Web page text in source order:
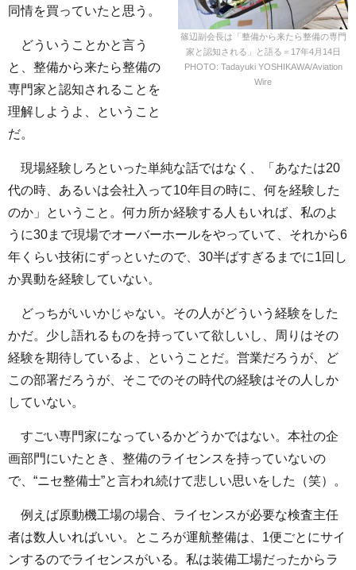
篠辺副会長は「整備から来たら整備の専門
家と認知される」と語る＝17年4月14日
PHOTO: Tadayuki YOSHIKAWA/Aviation
Wire
同情を買っていたと思う。
どういうことかと言う
と、整備から来たら整備の
専門家と認知されることを
理解しようよ、ということ
だ。
現場経験しろといった単純な話ではなく、「あなたは20
代の時、あるいは会社入って10年目の時に、何を経験した
のか」ということ。何カ所か経験する人もいれば、私のよ
うに30まで現場でオーバーホールをやっていて、それから6
年くらい技術にずっといたので、30半ばすぎるまでに1回し
か異動を経験していない。
どっちがいいかじゃない。その人がどういう経験をした
かだ。少し語れるものを持っていて欲しいし、周りはその
経験を期待しているよ、ということだ。営業だろうが、ど
この部署だろうが、そこでのその時代の経験はその人しか
していない。
すごい専門家になっているかどうかではない。本社の企
画部門にいたとき、整備のライセンスを持っていないの
で、“ニセ整備士”と言われ続けて悲しい思いをした（笑）。
例えば原動機工場の場合、ライセンスが必要な検査主任
者は数人いればいい。ところが運航整備は、1便ごとにサイ
ンするのでライセンスがいる。私は装備工場だったからラ